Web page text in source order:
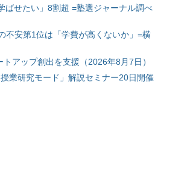
ばせたい」8割超 =塾選ジャーナル調べ
不安第1位は「学費が高くないか」=横
アップ創出を支援（2026年8月7日）
業研究モード」解説セミナー20日開催